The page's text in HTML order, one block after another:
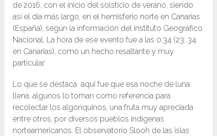
de 2016, con el inicio del solsticio de verano, siendo
así el día más largo, en el hemisferio norte en Canarias
(España), según la información del instituto Geográfico
Nacional. La hora de ese evento fue a las 0:34 (23: 34
en Canarias), como un hecho resaltante y muy
particular.
Lo que se destaca aquí fue que esa noche de luna
llena, algunos lo toman como referencia para
recolectar los algonquinos, una fruta muy apreciada
entre otros, por diversos pueblos indígenas
norteamericanos. El observatorio Slooh de las islas